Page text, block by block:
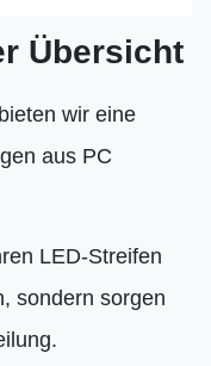
Übersicht
wir eine
aus PC
LED-Streifen
sondern sorgen